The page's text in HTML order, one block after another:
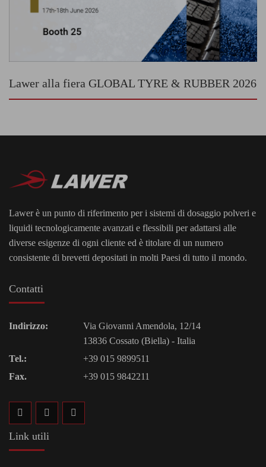
Lawer alla fiera GLOBAL TYRE & RUBBER 2026
Lawer è un punto di riferimento per i sistemi di dosaggio polveri e
liquidi tecnologicamente avanzati e flessibili per adattarsi alle
diverse esigenze di ogni cliente ed è titolare di un numero
consistente di brevetti depositati in molti Paesi di tutto il mondo.
Contatti
Indirizzo:
Via Giovanni Amendola, 12/14
13836 Cossato (Biella) - Italia
Tel.:
+39 015 9899511
Fax.
+39 015 9842211
Link utili